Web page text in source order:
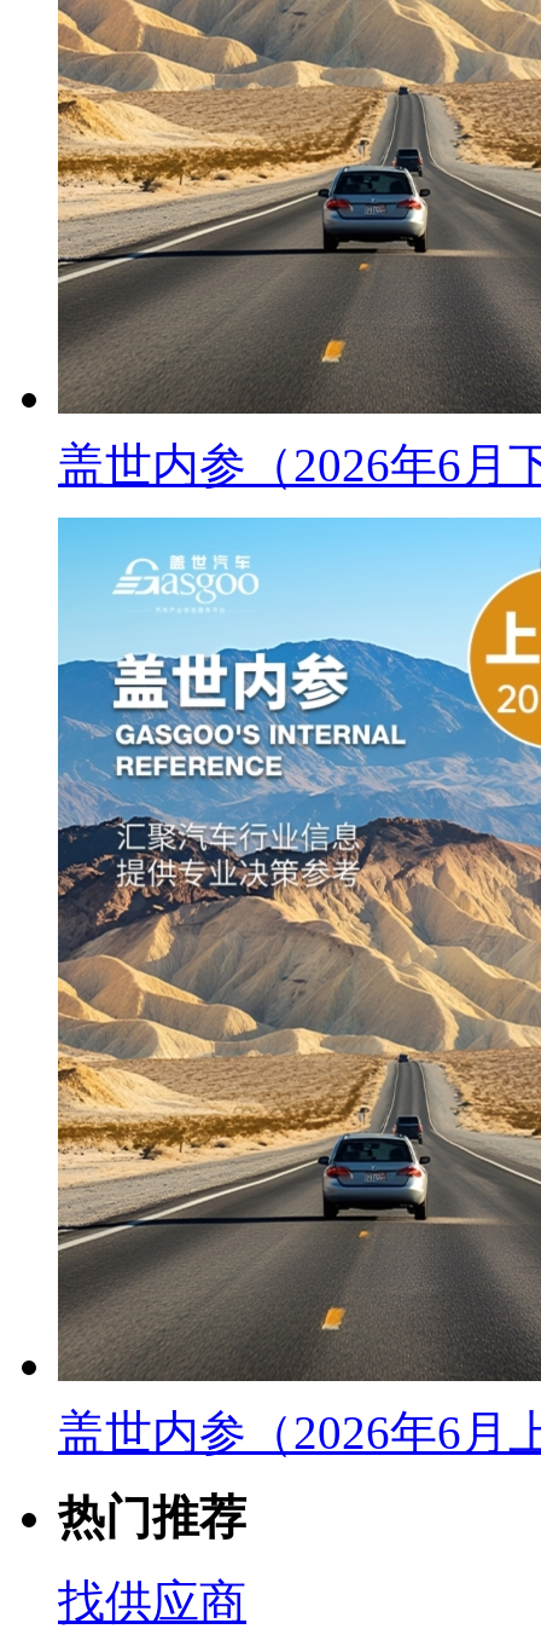
盖世内参（2026年6月
盖世内参（2026年6月
热门推荐
找供应商